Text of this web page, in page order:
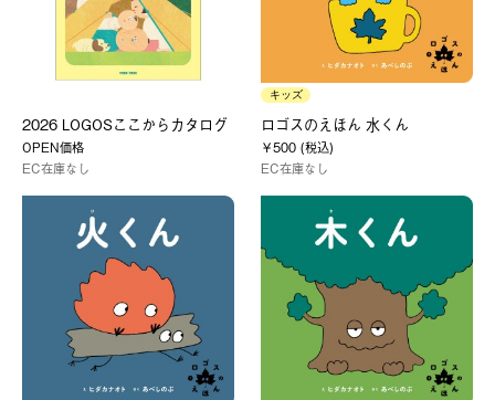
2026 LOGOSここからカタログ
OPEN価格
EC在庫なし
キッズ
ロゴスのえほん 水くん
￥500 (税込)
EC在庫なし